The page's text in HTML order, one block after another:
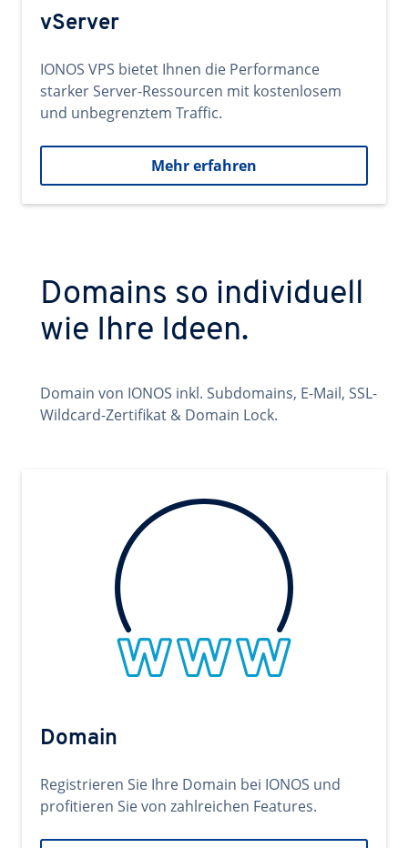
vServer
IONOS VPS bietet Ihnen die Performance
starker Server-Ressourcen mit kostenlosem
und unbegrenztem Traffic.
Mehr erfahren
Domains so individuell
wie Ihre Ideen.
Domain von IONOS inkl. Subdomains, E-Mail, SSL-
Wildcard-Zertifikat & Domain Lock.
Domain
Registrieren Sie Ihre Domain bei IONOS und
profitieren Sie von zahlreichen Features.